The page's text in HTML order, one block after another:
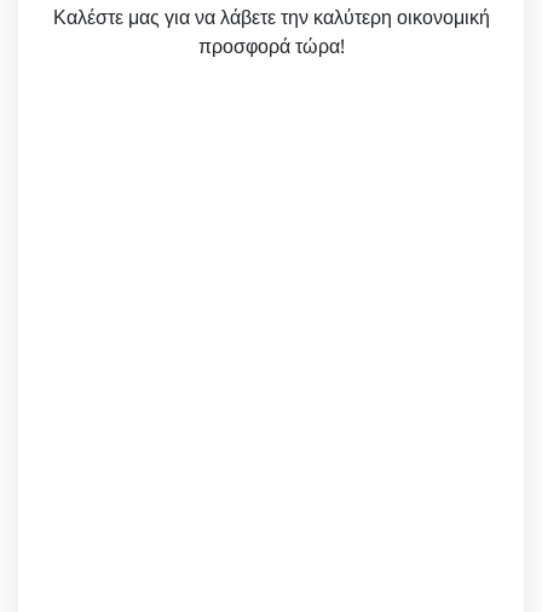
Καλέστε μας για να λάβετε την καλύτερη οικονομική
προσφορά τώρα!